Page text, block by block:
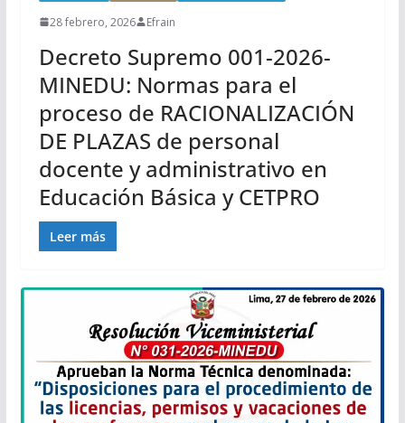
28 febrero, 2026 Efrain
Decreto Supremo 001-2026-
MINEDU: Normas para el
proceso de RACIONALIZACIÓN
DE PLAZAS de personal
docente y administrativo en
Educación Básica y CETPRO
Leer más